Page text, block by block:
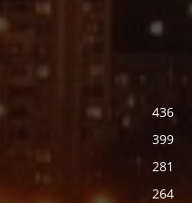
436
399
281
264